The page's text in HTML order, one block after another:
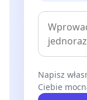
Napisz
Ciebie